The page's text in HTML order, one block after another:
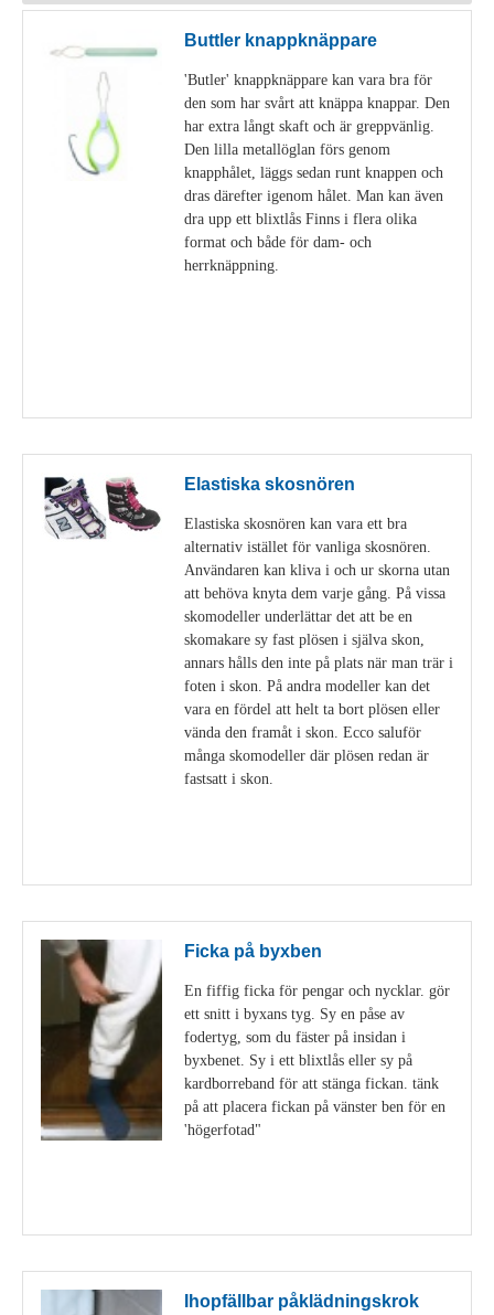
Buttler knappknäppare
'Butler' knappknäppare kan vara bra för
den som har svårt att knäppa knappar. Den
har extra långt skaft och är greppvänlig.
Den lilla metallöglan förs genom
knapphålet, läggs sedan runt knappen och
dras därefter igenom hålet. Man kan även
dra upp ett blixtlås Finns i flera olika
format och både för dam- och
herrknäppning.
Elastiska skosnören
Elastiska skosnören kan vara ett bra
alternativ istället för vanliga skosnören.
Användaren kan kliva i och ur skorna utan
att behöva knyta dem varje gång. På vissa
skomodeller underlättar det att be en
skomakare sy fast plösen i själva skon,
annars hålls den inte på plats när man trär i
foten i skon. På andra modeller kan det
vara en fördel att helt ta bort plösen eller
vända den framåt i skon. Ecco saluför
många skomodeller där plösen redan är
fastsatt i skon.
Ficka på byxben
En fiffig ficka för pengar och nycklar. gör
ett snitt i byxans tyg. Sy en påse av
fodertyg, som du fäster på insidan i
byxbenet. Sy i ett blixtlås eller sy på
kardborreband för att stänga fickan. tänk
på att placera fickan på vänster ben för en
'högerfotad"
Ihopfällbar påklädningskrok